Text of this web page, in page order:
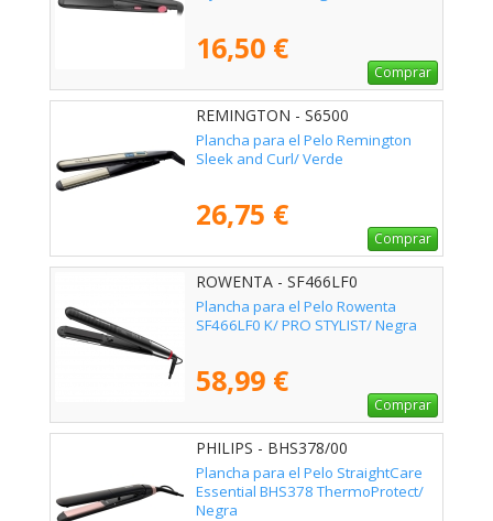
16,50 €
Comprar
REMINGTON - S6500
Plancha para el Pelo Remington
Sleek and Curl/ Verde
26,75 €
Comprar
ROWENTA - SF466LF0
Plancha para el Pelo Rowenta
SF466LF0 K/ PRO STYLIST/ Negra
58,99 €
Comprar
PHILIPS - BHS378/00
Plancha para el Pelo StraightCare
Essential BHS378 ThermoProtect/
Negra